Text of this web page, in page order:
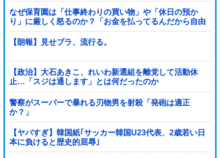
なぜ保育園は「仕事終わりの買い物」や「休日の預か
り」に厳しく怒るのか？「お金を払ってるんだから自由
だろ」主張する保護者 vs 「保育欠如のための施設」と諭
す保育士
【朗報】見せブラ、流行る。
【政治】大石あきこ、れいわ新選組を離党して活動休
止…「スジは通します」とは何だったのか
警察がスーパーで暴れる刃物男を射殺「発砲は適正
か？」
【ヤバすぎ】韓国紙｢サッカー韓国U23代表、2歳若い日
本に負けると歴史的屈辱｣